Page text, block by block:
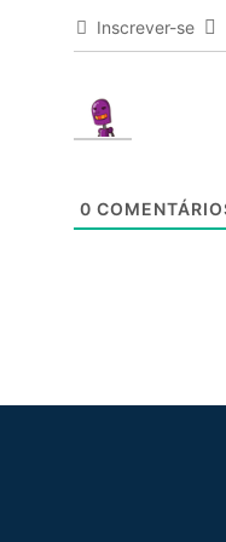
Inscrever-se
0